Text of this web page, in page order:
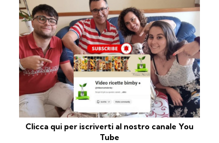
Clicca qui per iscriverti al nostro canale You
Tube